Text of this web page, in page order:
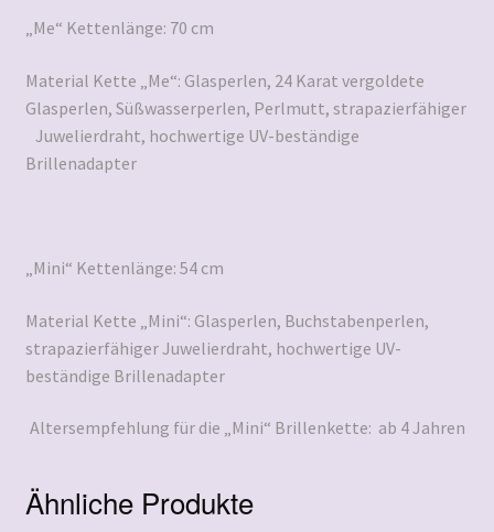
„Me“ Kettenlänge: 70 cm
Material Kette „Me“: Glasperlen, 24 Karat vergoldete
Glasperlen, Süßwasserperlen, Perlmutt, strapazierfähiger
Juwelierdraht, hochwertige UV-beständige
Brillenadapter
„Mini“ Kettenlänge: 54 cm
Material Kette „Mini“: Glasperlen, Buchstabenperlen,
strapazierfähiger Juwelierdraht, hochwertige UV-
beständige Brillenadapter
Altersempfehlung für die „Mini“ Brillenkette: ab 4 Jahren
Ähnliche Produkte